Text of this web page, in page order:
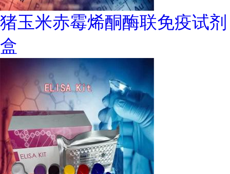
猪玉米赤霉烯酮酶联免疫试剂
盒